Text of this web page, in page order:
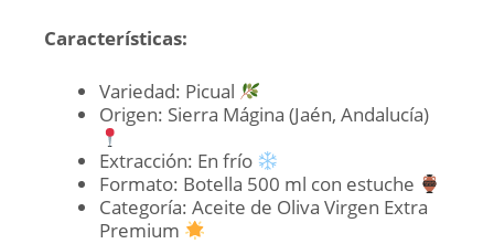
Características:
Variedad: Picual
Origen: Sierra Mágina (Jaén, Andalucía)
Extracción: En frío
Formato: Botella 500 ml con estuche
Categoría: Aceite de Oliva Virgen Extra
Premium